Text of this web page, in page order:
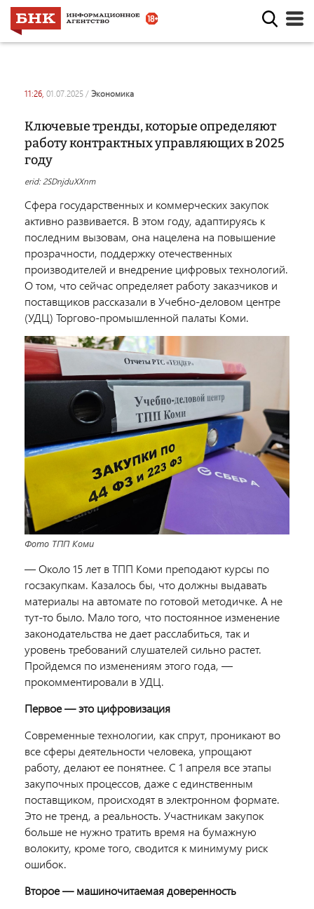
11:26, 01.07.2025 / экономика
Ключевые тренды, которые определяют
работу контрактных управляющих в 2025
году
erid: 2SDnjduXXnm
Сфера государственных и коммерческих закупок
активно развивается. В этом году, адаптируясь к
последним вызовам, она нацелена на повышение
прозрачности, поддержку отечественных
производителей и внедрение цифровых технологий.
О том, что сейчас определяет работу заказчиков и
поставщиков рассказали в Учебно-деловом центре
(УДЦ) Торгово-промышленной палаты Коми.
Фото ТПП Коми
—Около 15 лет в ТПП Коми преподают курсы по
госзакупкам. Казалось бы, что должны выдавать
материалы на автомате по готовой методичке. А не
тут-то было. Мало того, что постоянное изменение
законодательства не дает расслабиться, так и
уровень требований слушателей сильно растет.
Пройдемся по изменениям этого года, —
прокомментировали в УДЦ.
Первое — это цифровизация
Современные технологии, как спрут, проникают во
все сферы деятельности человека, упрощают
работу, делают ее понятнее. С 1 апреля все этапы
закупочных процессов, даже с единственным
поставщиком, происходят в электронном формате.
Это не тренд, а реальность. Участникам закупок
больше не нужно тратить время на бумажную
волокиту, кроме того, сводится к минимуму риск
ошибок.
Второе — машиночитаемая доверенность